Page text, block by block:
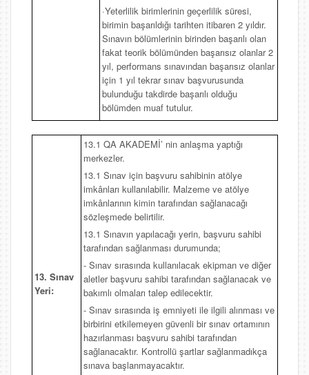
·Yeterlilik birimlerinin geçerlilik süresi,
birimin başarıldığı tarihten itibaren 2 yıldır.
Sınavın bölümlerinin birinden başarılı olan
fakat teorik bölümünden başarısız olanlar 2
yıl, performans sınavından başarısız olanlar
için 1 yıl tekrar sınav başvurusunda
bulunduğu takdirde başarılı olduğu
bölümden muaf tutulur.
13. Sınav
Yeri:
13.1 QA AKADEMİ’ nin anlaşma yaptığı
merkezler.
13.1 Sınav için başvuru sahibinin atölye
imkânları kullanılabilir. Malzeme ve atölye
imkânlarının kimin tarafından sağlanacağı
sözleşmede belirtilir.
13.1 Sınavın yapılacağı yerin, başvuru sahibi
tarafından sağlanması durumunda;
- Sınav sırasında kullanılacak ekipman ve diğer
aletler başvuru sahibi tarafından sağlanacak ve
bakımlı olmaları talep edilecektir.
- Sınav sırasında iş emniyeti ile ilgili alınması ve
birbirini etkilemeyen güvenli bir sınav ortamının
hazırlanması başvuru sahibi tarafından
sağlanacaktır. Kontrollü şartlar sağlanmadıkça
sınava başlanmayacaktır.